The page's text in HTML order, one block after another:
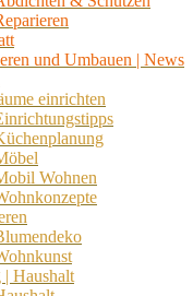
und Umbauen | News
einrichten
Wohnen
Haushalt